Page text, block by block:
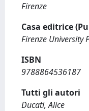
Firenze
Casa editrice
Firenze University
ISBN
9788864536187
Tutti gli autori
Ducati, Alice